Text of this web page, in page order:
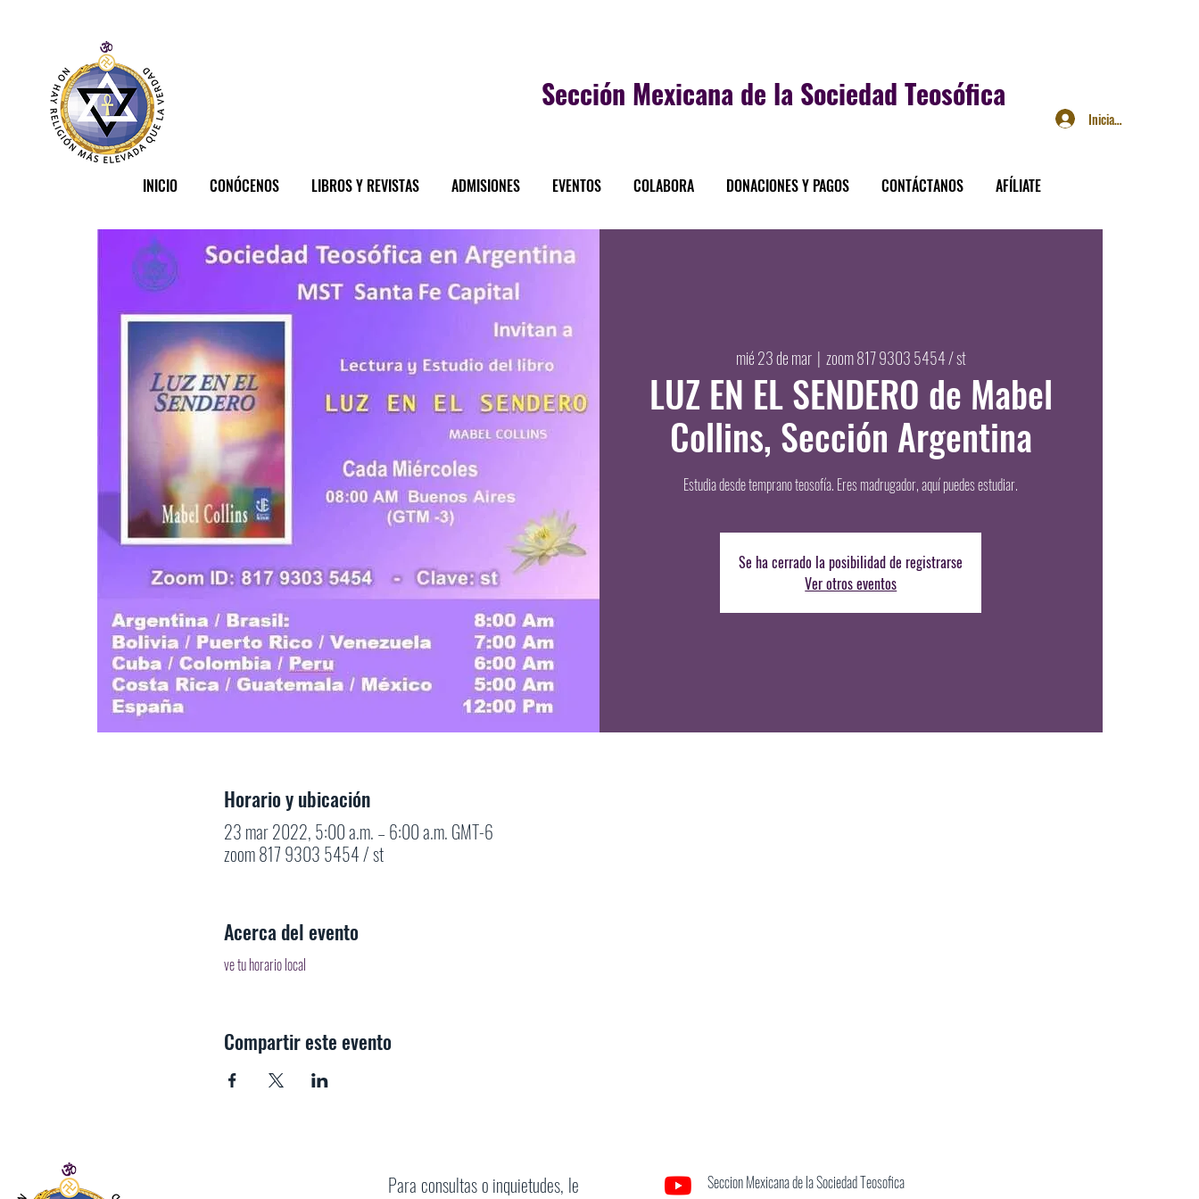
Sección Mexicana de la Sociedad Teosófica
INICIO CONÓCENOS LIBROS Y REVISTAS ADMISIONES EVENTOS COLABORA DONACIONES Y PAGOS CONTÁCTANOS AFÍLIATE
Iniciar sesión
mié 23 de mar
  |
zoom 817 9303 5454 / st
LUZ EN EL SENDERO de Mabel
Collins, Sección Argentina
Estudia desde temprano teosofía. Eres madrugador, aquí puedes estudiar.
Se ha cerrado la posibilidad de registrarse
Ver otros eventos
Horario y ubicación
23 mar 2022, 5:00 a.m. – 6:00 a.m. GMT-6
zoom 817 9303 5454 / st
Acerca del evento
ve tu horario local
Compartir este evento
Para consultas o inquietudes, le
Seccion Mexicana de la Sociedad Teosofica